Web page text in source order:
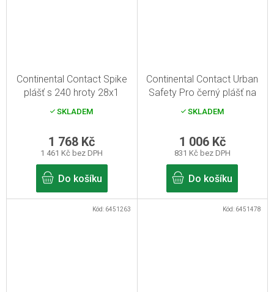
Continental Contact Spike
plášť s 240 hroty 28x1
3/8x1 5/8" černá Reflex
SKLADEM
1 461 Kč bez DPH
1 768 Kč
Do košíku
Continental Contact Urban
Safety Pro černý plášť na
kolo 28x2.00
SKLADEM
831 Kč bez DPH
1 006 Kč
Do košíku
Kód: 6451263 Kód: 6451478